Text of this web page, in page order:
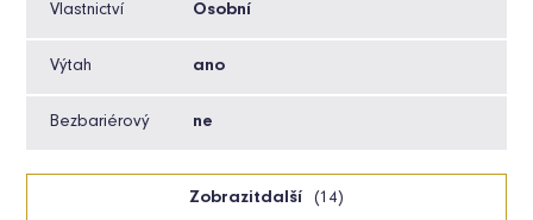
Vlastnictví Osobní
Výtah ano
Bezbariérový ne
Zobrazitdalší (14)